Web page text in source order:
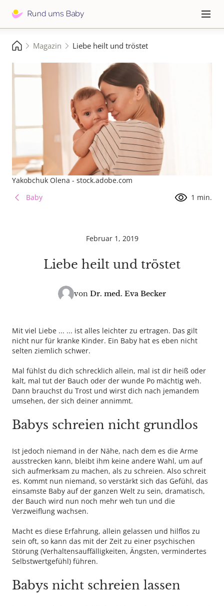
zum
≡
Pfadnavigation
StartseiteMagazin Liebe heilt und tröstet
Yakobchuk Olena - stock.adobe.com
Baby
1 min.
Februar 1, 2019
Liebe heilt und tröstet
von Dr. med. Eva Becker
Mit viel Liebe ... ... ist alles leichter zu ertragen. Das gilt
nicht nur für kranke Kinder. Ein Baby hat es eben nicht
selten ziemlich schwer.
Mal fühlst du dich schrecklich allein, mal ist dir heiß oder
kalt, mal tut der Bauch oder der wunde Po mächtig weh.
Dann brauchst du Trost und wirst dich nach jemandem
umsehen, der sich deiner annimmt.
Babys schreien nicht grundlos
Ist jedoch niemand in der Nähe, nach dem es die Arme
ausstrecken kann, bleibt ihm keine andere Wahl, um auf
sich aufmerksam zu machen, als zu schreien. Also schreit
es. Kommt nun niemand, so verstärkt sich das Gefühl, das
einsamste Baby auf der ganzen Welt zu sein, dramatisch,
der Bauch wird nun noch mehr weh tun und die
Verzweiflung wachsen.
Macht es diese Erfahrung, allein gelassen und hilflos zu
sein oft, so kann das mit der Zeit zu einer psychischen
Störung (Verhaltensauffälligkeiten, Ängsten, vermindertes
Selbstwertgefühl) führen.
Babys nicht schreien lassen